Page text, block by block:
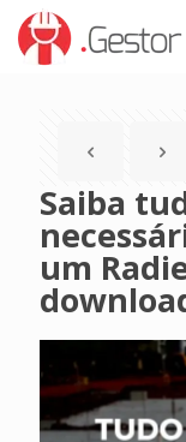
Saiba
um